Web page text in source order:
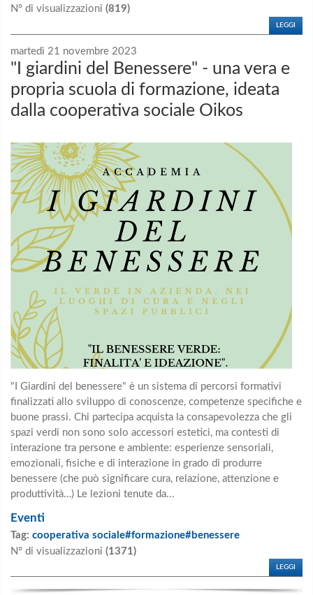
N° di visualizzazioni (819)
LEGGI
martedì 21 novembre 2023
"I giardini del Benessere" - una vera e
propria scuola di formazione, ideata
dalla cooperativa sociale Oikos
"I Giardini del benessere" è un sistema di percorsi formativi
finalizzati allo sviluppo di conoscenze, competenze specifiche e
buone prassi. Chi partecipa acquista la consapevolezza che gli
spazi verdi non sono solo accessori estetici, ma contesti di
interazione tra persone e ambiente: esperienze sensoriali,
emozionali, fisiche e di interazione in grado di produrre
benessere (che può significare cura, relazione, attenzione e
produttività…) Le lezioni tenute da...
Eventi
Tag: cooperativa sociale#formazione#benessere
N° di visualizzazioni (1371)
LEGGI